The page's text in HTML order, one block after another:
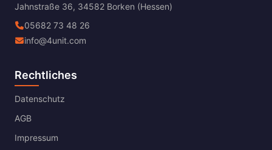
Jahnstraße 36, 34582 Borken (Hessen)
05682 73 48 26
info@4unit.com
Rechtliches
Datenschutz
AGB
Impressum